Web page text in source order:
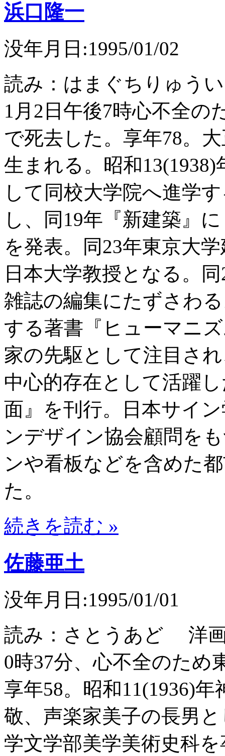
浜口隆一
没年月日:1995/01/02
読み：はまぐちりゅう
1月2日午後7時心不全の
で死去した。享年78。
生まれる。昭和
して同校大学院へ進学
し、同19年『新建築』
を発表。同23年東京大
日本大学教授となる。
雑誌の編集にたずさわ
する著書『ヒューマニ
家の先駆として注目さ
中心的存在として活躍
面』を刊行。日本サイ
ンデザイン協会顧問を
ンや看板などを含めた
た。
続きを読む »
佐藤亜土
没年月日:1995/01/01
読み：さとうあど 洋画
0時37分、心不全のため
享年58。昭和11(1936)
敬、声楽家美子の長男
学文学部美学美術史科